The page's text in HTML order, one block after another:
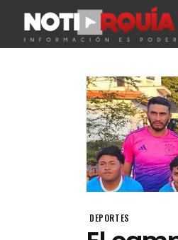
DEPORTES